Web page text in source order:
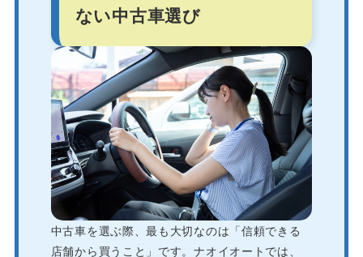
ない中古車選び
中古車を選ぶ際、最も大切なのは「信頼できる
店舗から買うこと」です。ナオイオートでは、